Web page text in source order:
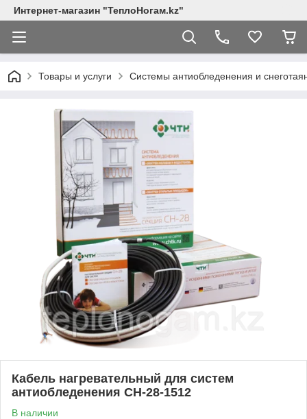
Интернет-магазин "ТеплоНогам.kz"
Товары и услуги Системы антиобледенения и
Кабель нагревательный для систем
антиобледенения СН-28-1512
В наличии